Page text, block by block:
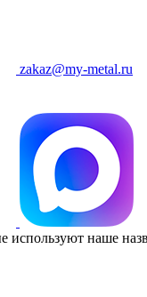
zakaz@my-metal.ru
наше